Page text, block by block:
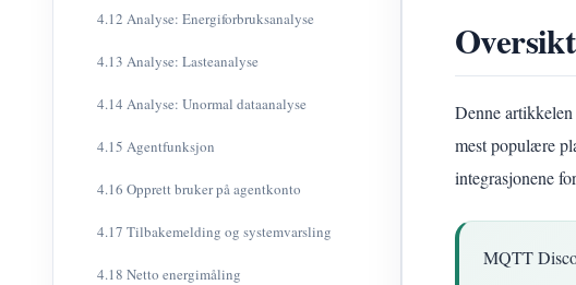
4.12 Analyse: Energiforbruksanalyse
4.13 Analyse: Lasteanalyse
4.14 Analyse: Unormal dataanalyse
4.15 Agentfunksjon
4.16 Opprett bruker på agentkonto
4.17 Tilbakemelding og systemvarsling
4.18 Netto energimåling
Oversikt
Denne
mest populære
integrasjonene
MQTT